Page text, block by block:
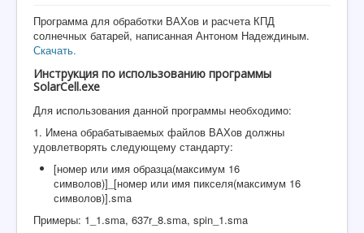
Образование
Люди
Жизнь лаборатории
Программа для обработки ВАХов и расчета КПД
солнечных батарей, написанная Антоном Надеждиным.
Скачать.
Инструкция по использованию программы
SolarCell.exe
Для использования данной программы необходимо:
1. Имена обрабатываемых файлов ВАХов должны
удовлетворять следующему стандарту:
[номер или имя образца(максимум 16
символов)]_[номер или имя пикселя(максимум 16
символов)].sma
Примеры: 1_1.sma, 637r_8.sma, spin_1.sma